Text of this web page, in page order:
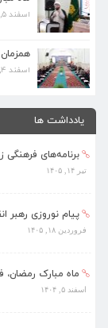
اسفند ۵, ۱۴۰۴
اسفند ۴, ۱۴۰۴
یادداشت ها
همزمان با ماه
اسفند ۴, ۱۴۰۴
مرداد ۱۰, ۱۴۰۵
برنامه‌های فرهنگی
تیر ۱۴, ۱۴۰۵
پیام نوروزی رهبر
فروردین ۱۸, ۱۴۰۵
ماه مبارک رمضان،
اسفند ۵, ۱۴۰۴